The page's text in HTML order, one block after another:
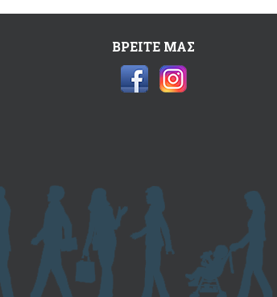
ΒΡΕΙΤΕ ΜΑΣ